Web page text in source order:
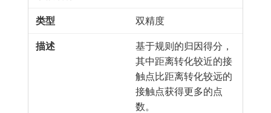
双精度
基于规则的归因得分，
其中距离转化较近的接
触点比距离转化较远的
接触点获得更多的点
数。